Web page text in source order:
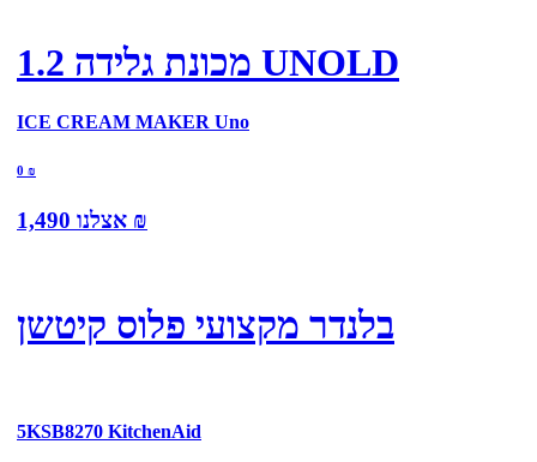
מכונת גלידה 1.2 UNOLD
ICE CREAM MAKER Uno
0 ₪
אצלנו 1,490 ₪
בלנדר מקצועי פלוס קיטשן
5KSB8270 KitchenAid